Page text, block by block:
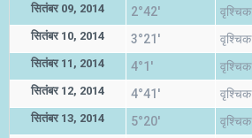
सितंबर 09, 2014 2°42' वृश्चिक
सितंबर 10, 2014 3°21' वृश्चिक
सितंबर 11, 2014 4°1' वृश्चिक
सितंबर 12, 2014 4°41' वृश्चिक
सितंबर 13, 2014 5°20' वृश्चिक